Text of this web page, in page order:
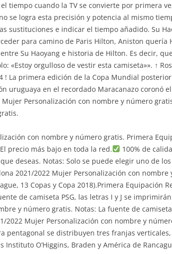
tiempo cuando la TV se convierte por primera
se logra esta precisión y potencia al mismo
sustituciones e indicar el tiempo añadido. Su
para camino de Paris Hilton, Aniston quería
Su Haoyang e historia de Hilton. Es decir,
«Estoy orgulloso de vestir esta camiseta»». ↑
! La primera edición de la Copa Mundial
uruguaya en el recordado Maracanazo coronó
Personalización con nombre y número
con nombre y número gratis. Primera
El precio más bajo en toda la red. 100% de
deseas. Notas: Solo se puede elegir uno de
2021/2022 Mujer Personalización con
13 Copas y Copa 2018).Primera Equipación
de camiseta PSG, las letras I y J se
y número gratis. Notas: La fuente de
2022 Mujer Personalización con nombre y
pentagonal se distribuyen tres franjas
O’Higgins, Braden y América de